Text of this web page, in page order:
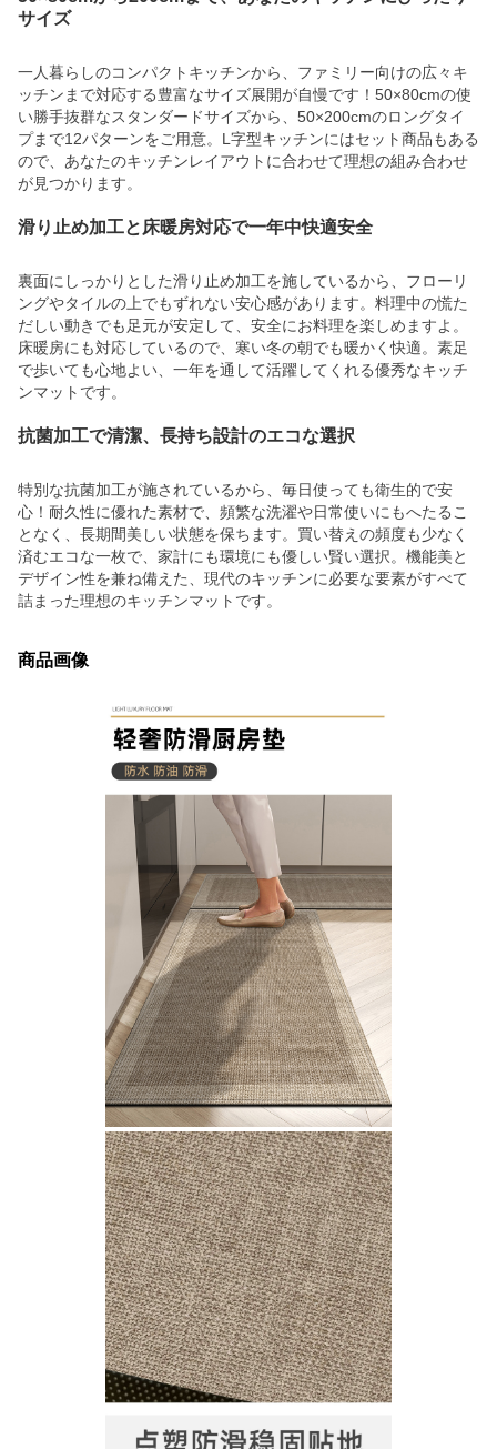
サイズ
一人暮らしのコンパクトキッチンから、ファミリー向けの広々キ
ッチンまで対応する豊富なサイズ展開が自慢です！50×80cmの使
い勝手抜群なスタンダードサイズから、50×200cmのロングタイ
プまで12パターンをご用意。L字型キッチンにはセット商品もある
ので、あなたのキッチンレイアウトに合わせて理想の組み合わせ
が見つかります。
滑り止め加工と床暖房対応で一年中快適安全
裏面にしっかりとした滑り止め加工を施しているから、フローリ
ングやタイルの上でもずれない安心感があります。料理中の慌た
だしい動きでも足元が安定して、安全にお料理を楽しめますよ。
床暖房にも対応しているので、寒い冬の朝でも暖かく快適。素足
で歩いても心地よい、一年を通して活躍してくれる優秀なキッチ
ンマットです。
抗菌加工で清潔、長持ち設計のエコな選択
特別な抗菌加工が施されているから、毎日使っても衛生的で安
心！耐久性に優れた素材で、頻繁な洗濯や日常使いにもへたるこ
となく、長期間美しい状態を保ちます。買い替えの頻度も少なく
済むエコな一枚で、家計にも環境にも優しい賢い選択。機能美と
デザイン性を兼ね備えた、現代のキッチンに必要な要素がすべて
詰まった理想のキッチンマットです。
商品画像